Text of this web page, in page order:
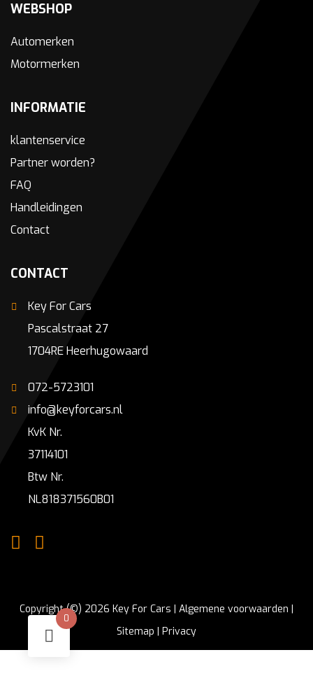
WEBSHOP
Automerken
Motormerken
INFORMATIE
klantenservice
Partner worden?
FAQ
Handleidingen
Contact
CONTACT
Key For Cars
Pascalstraat 27
1704RE Heerhugowaard
072-5723101
info@keyforcars.nl
KvK Nr.
37114101
Btw Nr.
NL818371560B01
Copyright (©) 2026 Key For Cars | Algemene voorwaarden
Sitemap
Privacy
0